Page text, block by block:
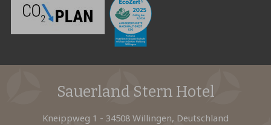
Sauerland Stern Hotel
Kneippweg 1 - 34508 Willingen, Deutschland